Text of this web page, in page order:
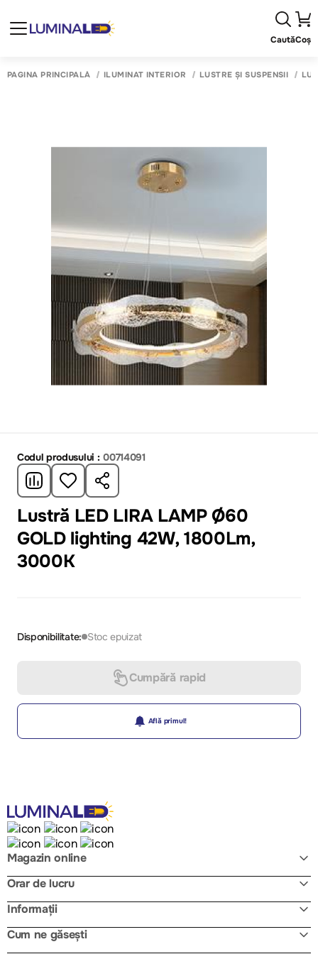
CautăCoș
PAGINA PRINCIPALĂ ILUMINAT INTERIOR LUSTRE ȘI SUSPENSII
Codul produsului : 00714091
Lustră LED LIRA LAMP Ø60
GOLD lighting 42W, 1800Lm,
3000K
Disponibilitate: Stoc epuizat
Cumpără rapid
Află primul!
Magazin online
Orar de lucru
Informații
Cum ne găsești